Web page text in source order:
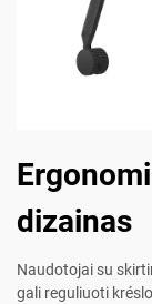
dizainas
Naudotojai su
gali reguliuoti